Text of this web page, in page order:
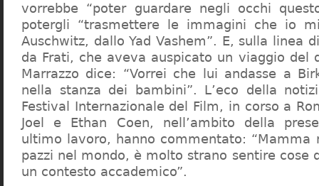
vorrebbe “poter guardare negli occhi
potergli “trasmettere le immagini che io
Auschwitz, dallo Yad Vashem”. E, sulla linea
da Frati, che aveva auspicato un viaggio del
Marrazzo dice: “Vorrei che lui andasse a
nella stanza dei bambini”. L’eco della
Festival Internazionale del Film, in corso a
Joel e Ethan Coen, nell’ambito della
ultimo lavoro, hanno commentato: “Mamma
pazzi nel mondo, è molto strano sentire cose
un contesto accademico”.